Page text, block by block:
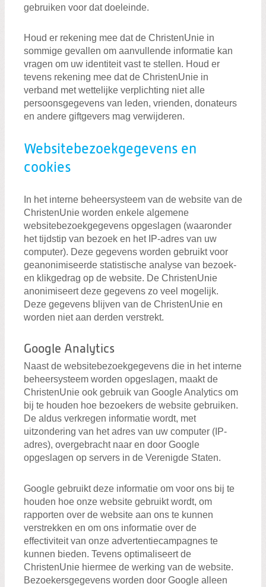
gebruiken voor dat doeleinde.
Houd er rekening mee dat de ChristenUnie in
sommige gevallen om aanvullende informatie kan
vragen om uw identiteit vast te stellen. Houd er
tevens rekening mee dat de ChristenUnie in
verband met wettelijke verplichting niet alle
persoonsgegevens van leden, vrienden, donateurs
en andere giftgevers mag verwijderen.
Websitebezoekgegevens en
cookies
In het interne beheersysteem van de website van de
ChristenUnie worden enkele algemene
websitebezoekgegevens opgeslagen (waaronder
het tijdstip van bezoek en het IP-adres van uw
computer). Deze gegevens worden gebruikt voor
geanonimiseerde statistische analyse van bezoek-
en klikgedrag op de website. De ChristenUnie
anonimiseert deze gegevens zo veel mogelijk.
Deze gegevens blijven van de ChristenUnie en
worden niet aan derden verstrekt.
Google Analytics
Naast de websitebezoekgegevens die in het interne
beheersysteem worden opgeslagen, maakt de
ChristenUnie ook gebruik van Google Analytics om
bij te houden hoe bezoekers de website gebruiken.
De aldus verkregen informatie wordt, met
uitzondering van het adres van uw computer (IP-
adres), overgebracht naar en door Google
opgeslagen op servers in de Verenigde Staten.
Google gebruikt deze informatie om voor ons bij te
houden hoe onze website gebruikt wordt, om
rapporten over de website aan ons te kunnen
verstrekken en om ons informatie over de
effectiviteit van onze advertentiecampagnes te
kunnen bieden. Tevens optimaliseert de
ChristenUnie hiermee de werking van de website.
Bezoekersgegevens worden door Google alleen